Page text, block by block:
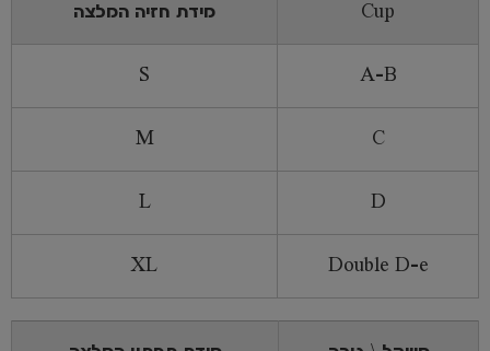
Cup מידת חזיה המלצה
A-B
S
C
M
D
L
Double D-e
XL